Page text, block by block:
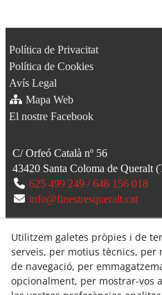
Política de Privacitat
Política de Cookies
Avís Legal
Mapa Web
El nostre Facebook
C/ Orfeó Català nº 56
43420 Santa Coloma de Queralt(
625 499 249 / 646 156 018
info@finestresqueralt.cat
Utilitzem galetes pròpies i de
serveis, per motius tècnics,
de navegació, per
opcionalment, per mostrar-vos